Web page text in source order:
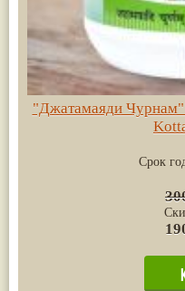
"Джатамаяди Чурнам"
Срок